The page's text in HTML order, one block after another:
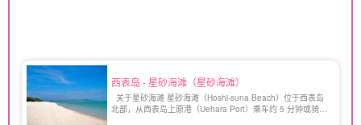
西表岛 - 星砂海滩（星砂海滩）
关于星砂海滩 星砂海滩（Hoshi-suna Beach）位于西表岛
北部，从西表岛上原港（Uehara Port）乘车约 5 分钟或骑自